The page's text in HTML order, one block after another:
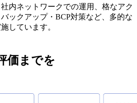
内ネットワークでの運用、格なアク
ックアップ・BCP対策など、多的な
しています。
価までを